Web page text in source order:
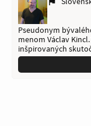
Pseudonym
menom Václav
inšpirovaných